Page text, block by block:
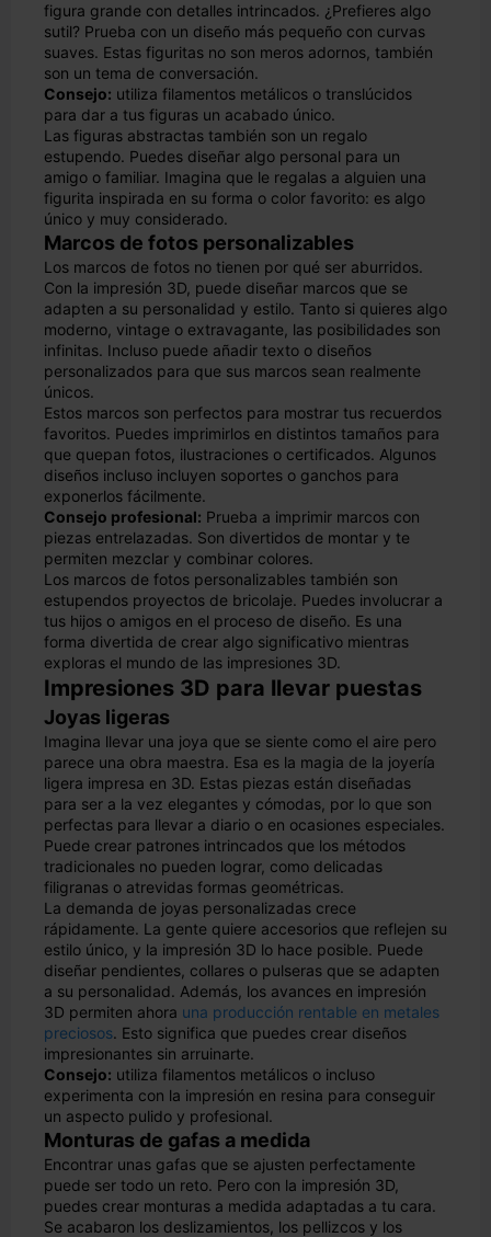
figura grande con detalles intrincados. ¿Prefieres algo
sutil? Prueba con un diseño más pequeño con curvas
suaves. Estas figuritas no son meros adornos, también
son un tema de conversación.
Consejo: utiliza filamentos metálicos o translúcidos
para dar a tus figuras un acabado único.
Las figuras abstractas también son un regalo
estupendo. Puedes diseñar algo personal para un
amigo o familiar. Imagina que le regalas a alguien una
figurita inspirada en su forma o color favorito: es algo
único y muy considerado.
Marcos de fotos personalizables
Los marcos de fotos no tienen por qué ser aburridos.
Con la impresión 3D, puede diseñar marcos que se
adapten a su personalidad y estilo. Tanto si quieres algo
moderno, vintage o extravagante, las posibilidades son
infinitas. Incluso puede añadir texto o diseños
personalizados para que sus marcos sean realmente
únicos.
Estos marcos son perfectos para mostrar tus recuerdos
favoritos. Puedes imprimirlos en distintos tamaños para
que quepan fotos, ilustraciones o certificados. Algunos
diseños incluso incluyen soportes o ganchos para
exponerlos fácilmente.
Consejo profesional: Prueba a imprimir marcos con
piezas entrelazadas. Son divertidos de montar y te
permiten mezclar y combinar colores.
Los marcos de fotos personalizables también son
estupendos proyectos de bricolaje. Puedes involucrar a
tus hijos o amigos en el proceso de diseño. Es una
forma divertida de crear algo significativo mientras
exploras el mundo de las impresiones 3D.
Impresiones 3D para llevar puestas
Joyas ligeras
Imagina llevar una joya que se siente como el aire pero
parece una obra maestra. Esa es la magia de la joyería
ligera impresa en 3D. Estas piezas están diseñadas
para ser a la vez elegantes y cómodas, por lo que son
perfectas para llevar a diario o en ocasiones especiales.
Puede crear patrones intrincados que los métodos
tradicionales no pueden lograr, como delicadas
filigranas o atrevidas formas geométricas.
La demanda de joyas personalizadas crece
rápidamente. La gente quiere accesorios que reflejen su
estilo único, y la impresión 3D lo hace posible. Puede
diseñar pendientes, collares o pulseras que se adapten
a su personalidad. Además, los avances en impresión
3D permiten ahora una producción rentable en metales
preciosos. Esto significa que puedes crear diseños
impresionantes sin arruinarte.
Consejo: utiliza filamentos metálicos o incluso
experimenta con la impresión en resina para conseguir
un aspecto pulido y profesional.
Monturas de gafas a medida
Encontrar unas gafas que se ajusten perfectamente
puede ser todo un reto. Pero con la impresión 3D,
puedes crear monturas a medida adaptadas a tu cara.
Se acabaron los deslizamientos, los pellizcos y los